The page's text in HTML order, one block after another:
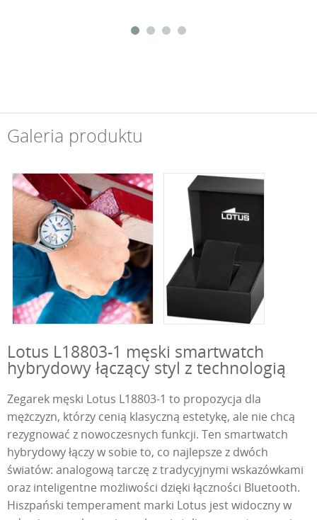
Galeria produktu
Lotus L18803-1 męski smartwatch
hybrydowy łączący styl z technologią
Zegarek męski Lotus L18803-1 to propozycja dla
mężczyzn, którzy cenią klasyczną estetykę, ale nie chcą
rezygnować z nowoczesnych funkcji. Ten smartwatch
hybrydowy łączy w sobie to, co najlepsze z dwóch
światów: analogową tarczę z tradycyjnymi wskazówkami
oraz inteligentne możliwości dzięki łączności Bluetooth.
Hiszpański temperament marki Lotus jest widoczny w